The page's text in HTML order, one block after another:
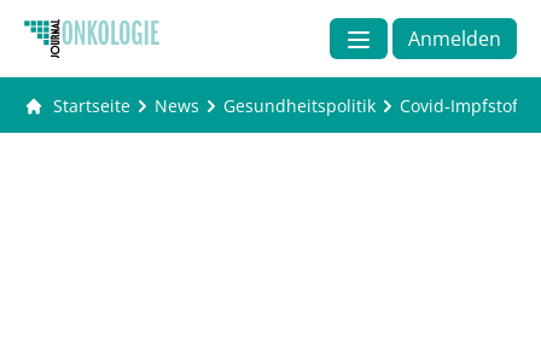
Anmelden
Startseite News Gesundheitspolitik Covid-